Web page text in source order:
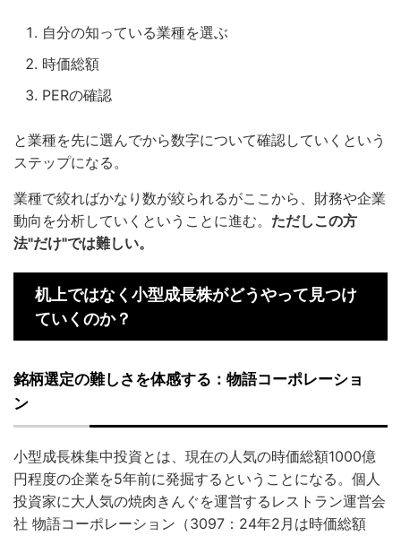
自分の知っている業種を選ぶ
時価総額
PERの確認
と業種を先に選んでから数字について確認していくという
ステップになる。
業種で絞ればかなり数が絞られるがここから、財務や企業
動向を分析していくということに進む。 ただしこの方
法"だけ"では難しい。
机上ではなく小型成長株がどうやって見つけ
ていくのか？
銘柄選定の難しさを体感する：物語コーポレーショ
ン
小型成長株集中投資とは、現在の人気の時価総額1000億
円程度の企業を5年前に発掘するということになる。個人
投資家に大人気の焼肉きんぐを運営するレストラン運営会
社 物語コーポレーション（3097：24年2月は時価総額